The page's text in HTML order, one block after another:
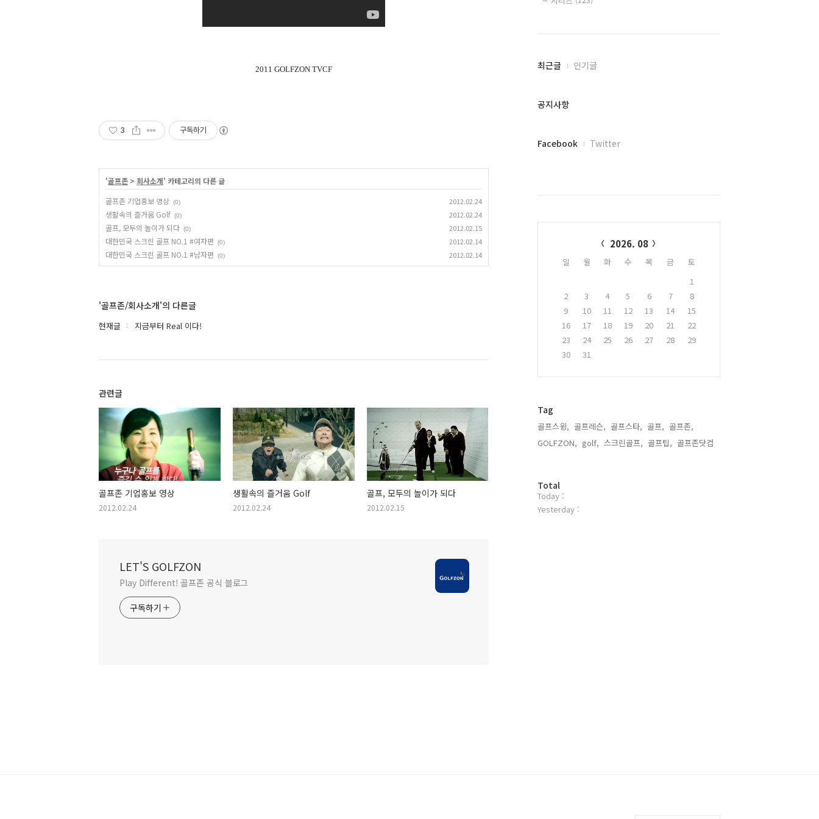
2011 GOLFZON TVCF
3 구독하기
'골프존 > 회사소개' 카테고리의 다른 글
골프존 기업홍보 영상 (0) 2012.02.24
생활속의 즐거움 Golf (0) 2012.02.24
골프, 모두의 놀이가 되다 (0) 2012.02.15
대한민국 스크린 골프 NO.1 #여자편 (0) 2012.02.14
대한민국 스크린 골프 NO.1 #남자편 (0) 2012.02.14
'골프존/회사소개'의 다른글
현재글 지금부터 Real 이다!
관련글
골프존 기업홍보 영상
2012.02.24
생활속의 즐거움 Golf
2012.02.24
골프, 모두의 놀이가 되다
2012.02.15
LET'S GOLFZON
Play Different! 골프존 공식 블로그
구독하기
최
과
글
최근글 인기글
공지사항
페
Facebook Twitter
2026. 08
일 월 화 수 목 금
토
1
2
3 4 5 6 7
8
9
10 11 12 13 14
15
16
17 18 19 20 21
22
23
24 25 26 27 28
29
30
31
Tag
골프스윙, 골프레슨, 골프스타, 골프, 골프존,
GOLFZON, golf, 스크린골프, 골프팁, 골프존닷컴,
방
문
자
Total
Today :
Yesterday :